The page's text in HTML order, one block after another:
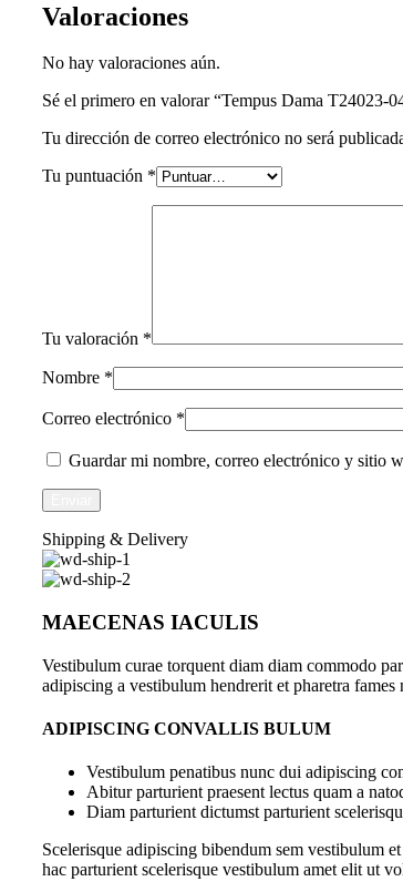
Valoraciones
No hay valoraciones aún.
Sé el primero en valorar “Tempus Dama T24023-
Tu dirección de correo electrónico no será
Tu puntuación *
Tu valoración *
Nombre *
Correo electrónico *
Guardar mi nombre, correo electrónico y sitio
Shipping & Delivery
MAECENAS IACULIS
Vestibulum curae torquent diam diam commodo
adipiscing a vestibulum hendrerit et pharetra fames
ADIPISCING CONVALLIS BULUM
Vestibulum penatibus nunc dui adipiscing
Abitur parturient praesent lectus quam a
Diam parturient dictumst parturient
Scelerisque adipiscing bibendum sem vestibulum
hac parturient scelerisque vestibulum amet elit ut